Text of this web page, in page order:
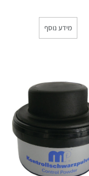
מידע נוסף